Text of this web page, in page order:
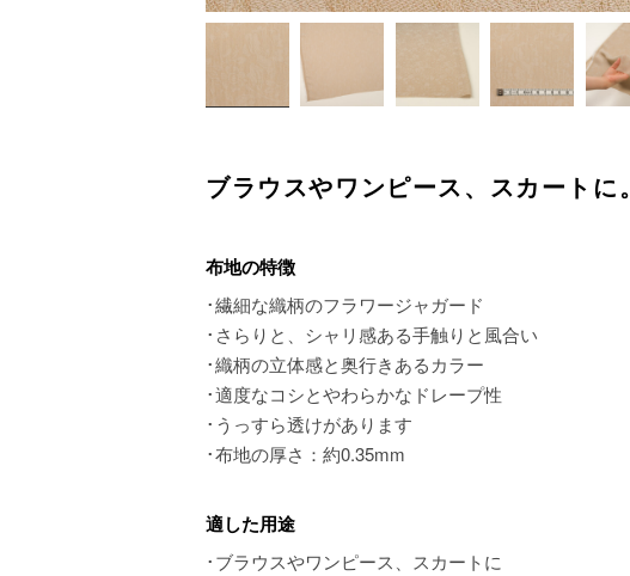
ブラウスやワンピース、スカートに。
布地の特徴
･繊細な織柄のフラワージャガード
･さらりと、シャリ感ある手触りと風合い
･織柄の立体感と奥行きあるカラー
･適度なコシとやわらかなドレープ性
･うっすら透けがあります
･布地の厚さ：約0.35mm
適した用途
･ブラウスやワンピース、スカートに